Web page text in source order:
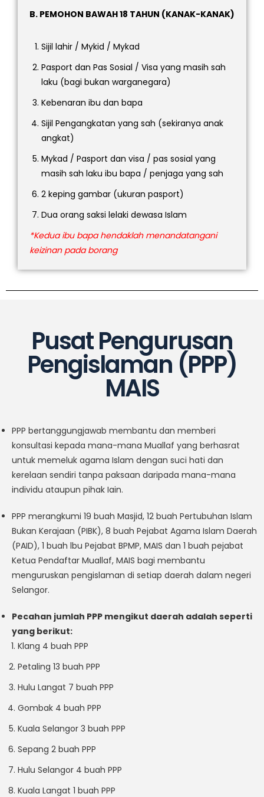
B. PEMOHON BAWAH 18 TAHUN (KANAK-KANAK)
Sijil lahir / Mykid / Mykad
Pasport dan Pas Sosial / Visa yang masih sah
laku (bagi bukan warganegara)
Kebenaran ibu dan bapa
Sijil Pengangkatan yang sah (sekiranya anak
angkat)
Mykad / Pasport dan visa / pas sosial yang
masih sah laku ibu bapa / penjaga yang sah
2 keping gambar (ukuran pasport)
Dua orang saksi lelaki dewasa Islam
*Kedua ibu bapa hendaklah menandatangani
keizinan pada borang
Pusat Pengurusan
Pengislaman (PPP)
MAIS
PPP bertanggungjawab membantu dan memberi
konsultasi kepada mana-mana Muallaf yang berhasrat
untuk memeluk agama Islam dengan suci hati dan
kerelaan sendiri tanpa paksaan daripada mana-mana
individu ataupun pihak Iain.
PPP merangkumi 19 buah Masjid, 12 buah Pertubuhan Islam
Bukan Kerajaan (PIBK), 8 buah Pejabat Agama Islam Daerah
(PAID), 1 buah lbu Pejabat BPMP, MAIS dan 1 buah pejabat
Ketua Pendaftar Muallaf, MAIS bagi membantu
menguruskan pengislaman di setiap daerah dalam negeri
Selangor.
Pecahan jumlah PPP mengikut daerah adalah seperti
yang berikut:
Klang 4 buah PPP
Petaling 13 buah PPP
Hulu Langat 7 buah PPP
Gombak 4 buah PPP
Kuala Selangor 3 buah PPP
Sepang 2 buah PPP
Hulu Selangor 4 buah PPP
Kuala Langat 1 buah PPP